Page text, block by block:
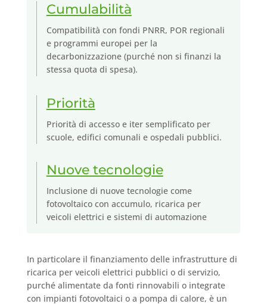
Cumulabilità
Compatibilità con fondi PNRR, POR regionali
e programmi europei per la
decarbonizzazione (purché non si finanzi la
stessa quota di spesa).
Priorità
Priorità di accesso e iter semplificato per
scuole, edifici comunali e ospedali pubblici.
Nuove tecnologie
Inclusione di nuove tecnologie come
fotovoltaico con accumulo, ricarica per
veicoli elettrici e sistemi di automazione
In particolare il finanziamento delle infrastrutture di
ricarica per veicoli elettrici pubblici o di servizio,
purché alimentate da fonti rinnovabili o integrate
con impianti fotovoltaici o a pompa di calore, è un